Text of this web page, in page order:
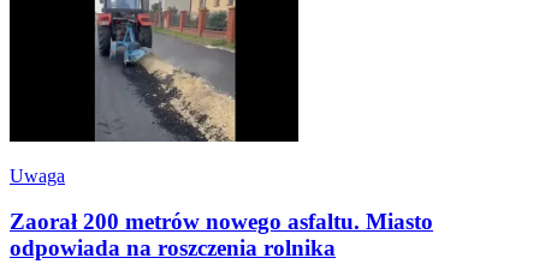
Uwaga
Zaorał 200 metrów nowego asfaltu. Miasto
odpowiada na roszczenia rolnika